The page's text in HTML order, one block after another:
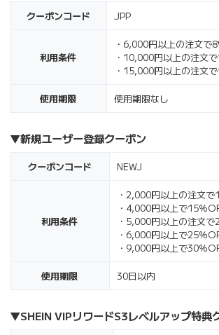
クーポンコード JPP
利用条件
・6,000円以上の注文で
・10,000円以上の注文
・15,000円以上の注文
使用期限 使用期限なし
▼新規ユーザー登録クーポン
クーポンコード NEWJ
利用条件
・2,000円以上の注文
・4,000円以上で15％
・5,000円以上の注文
・6,000円以上で25％
・9,000円以上で30％
使用期限 30日以内
▼SHEIN VIPリワードS3レベルアップ特典